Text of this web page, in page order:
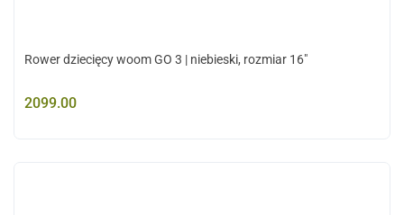
Rower dziecięcy woom GO 3 | niebieski, rozmiar 16"
2099.00